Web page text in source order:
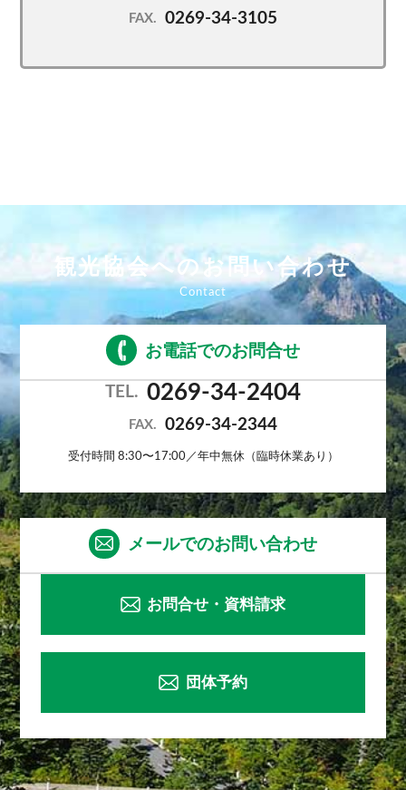
FAX. 0269-34-3105
観光協会へのお問い合わせ
お電話でのお問合せ
TEL. 0269-34-2404
FAX. 0269-34-2344
受付時間 8:30〜17:00／年中無休（臨時休業あり）
メールでのお問い合わせ
お問合せ・資料請求
団体予約